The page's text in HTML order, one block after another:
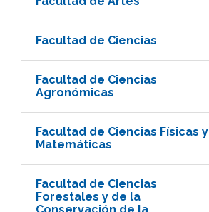
Facultad de Ciencias
Facultad de Ciencias
Agronómicas
Facultad de Ciencias Físicas y
Matemáticas
Facultad de Ciencias
Forestales y de la
Conservación de la